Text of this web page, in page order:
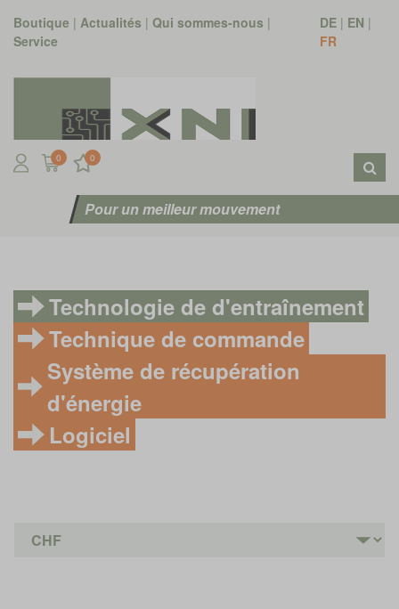
Boutique | Actualités | Qui sommes-nous |
Service
DE| EN |
FR
0 0
Pour un meilleur mouvement
Technologie de d'entraînement
Technique de commande
Système de récupération
d'énergie
Logiciel